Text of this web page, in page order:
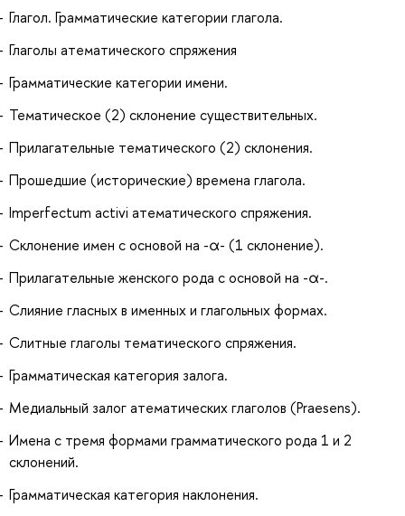
Глагол. Грамматические категории глагола.
Глаголы атематического спряжения
Грамматические категории имени.
Тематическое (2) склонение существительных.
Прилагательные тематического (2) склонения.
Прошедшие (исторические) времена глагола.
Imperfectum activi атематического спряжения.
Склонение имен с основой на -α- (1 склонение).
Прилагательные женского рода с основой на -α-.
Слияние гласных в именных и глагольных формах.
Слитные глаголы тематического спряжения.
Грамматическая категория залога.
Медиальный залог атематических глаголов (Praesens).
Имена с тремя формами грамматического рода 1 и 2
склонений.
Грамматическая категория наклонения.